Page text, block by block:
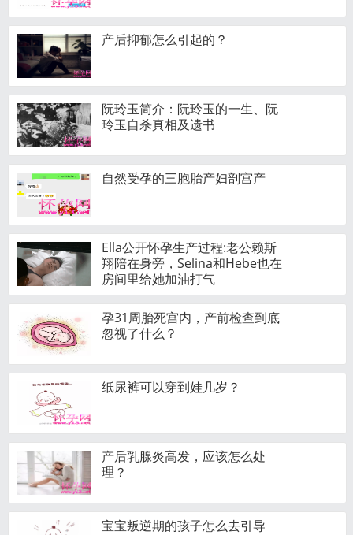
产后抑郁怎么引起的？
阮玲玉简介：阮玲玉的一生、阮
玲玉自杀真相及遗书
自然受孕的三胞胎产妇剖宫产
Ella公开怀孕生产过程:老公赖斯
翔陪在身旁，Selina和Hebe也在
房间里给她加油打气
孕31周胎死宫内，产前检查到底
忽视了什么？
纸尿裤可以穿到娃几岁？
产后乳腺炎高发，应该怎么处
理？
宝宝叛逆期的孩子怎么去引导